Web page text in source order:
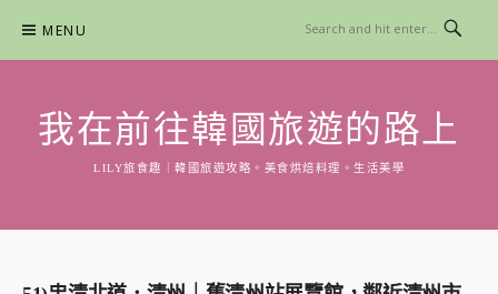
content
MENU
我在前往韓國旅遊的路上
LILY旅食趣｜韓國旅遊攻略。美食烘焙料理。生活美學